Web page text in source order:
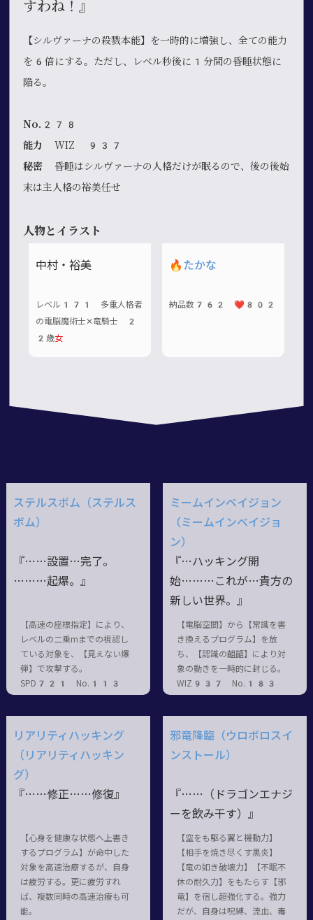
すわね！』
【シルヴァーナの殺戮本能】を一時的に増強し、全ての能力
を6倍にする。ただし、レベル秒後に1分間の昏睡状態に
陥る。
No.278
能力WIZ 937
秘密 昏睡はシルヴァーナの人格だけが眠るので、後の後始
末は主人格の裕美任せ
人物とイラスト
中村・裕美
レベル171 多重人格者
の電脳魔術士✕竜騎士 2
2歳女
🔥 たかな
納品数762 ❤️802
ステルスボム（ステルス
ボム）
『……設置…完了。
………起爆。』
【高速の座標指定】により、
レベルの二乗mまでの視認し
ている対象を、【見えない爆
弾】で攻撃する。
SPD721 No.113
ミームインベイジョン
（ミームインベイジョ
ン）
『…ハッキング開
始………これが…貴方の
新しい世界。』
【電脳空間】から【常識を書
き換えるプログラム】を放
ち、【認識の齟齬】により対
象の動きを一時的に封じる。
WIZ937 No.183
リアリティハッキング
（リアリティハッキン
グ）
『……修正……修復』
【心身を健康な状態へ上書き
するプログラム】が命中した
対象を高速治療するが、自身
は疲労する。更に疲労すれ
ば、複数同時の高速治療も可
能。
邪竜降臨（ウロボロスイ
ンストール）
『……（ドラゴンエナジ
ーを飲み干す）』
【空をも駆る翼と機動力】
【相手を焼き尽くす黒炎】
【竜の如き破壊力】【不眠不
休の耐久力】をもたらす【邪
竜】を宿し超強化する。強力
だが、自身は呪縛、流血、毒